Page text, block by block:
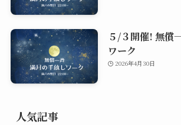
５/３開催! 無償
ワーク
2026年4月30日
人気記事